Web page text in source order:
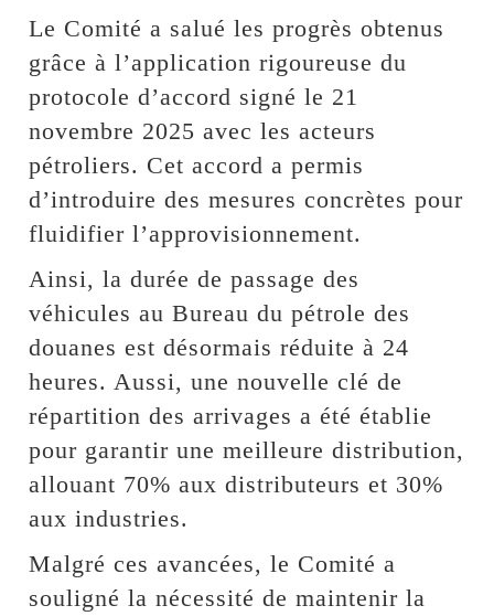
Le Comité a salué les progrès obtenus
grâce à l’application rigoureuse du
protocole d’accord signé le 21
novembre 2025 avec les acteurs
pétroliers. Cet accord a permis
d’introduire des mesures concrètes pour
fluidifier l’approvisionnement.
Ainsi, la durée de passage des
véhicules au Bureau du pétrole des
douanes est désormais réduite à 24
heures. Aussi, une nouvelle clé de
répartition des arrivages a été établie
pour garantir une meilleure distribution,
allouant 70% aux distributeurs et 30%
aux industries.
Malgré ces avancées, le Comité a
souligné la nécessité de maintenir la